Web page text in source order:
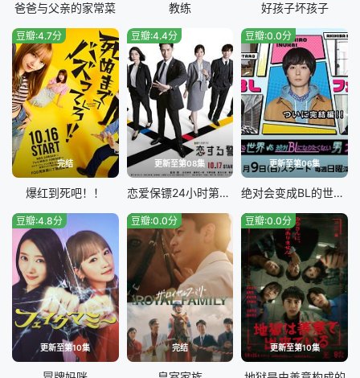
爸爸与父亲的家常菜 教练 好孩子坏孩子
完结
豆瓣:4.7分
爆红到死吧！！
更新至第08集
豆瓣:4.4分
恋爱保镖24小时第二季
更新至第06集
豆瓣:0.0分
绝对会变成BL的世界VS绝不想变成BL的男人最终章
更新至第10集
豆瓣:4.8分
完结
豆瓣:0.0分
更新至第10集
豆瓣:0.0分